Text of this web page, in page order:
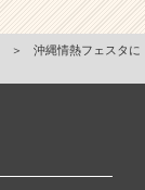
＞
沖縄情熱フェスタに